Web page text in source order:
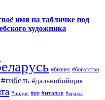
имя на табличке под
художника
#бизнес #богатство
#гибель #дальнобойщик
#индия #ип #италия #кража